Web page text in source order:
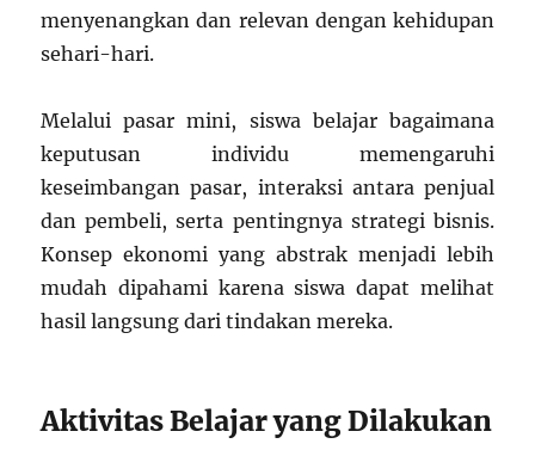
menyenangkan dan relevan dengan kehidupan
sehari-hari.
Melalui pasar mini, siswa belajar bagaimana
keputusan individu memengaruhi
keseimbangan pasar, interaksi antara penjual
dan pembeli, serta pentingnya strategi bisnis.
Konsep ekonomi yang abstrak menjadi lebih
mudah dipahami karena siswa dapat melihat
hasil langsung dari tindakan mereka.
Aktivitas Belajar yang Dilakukan